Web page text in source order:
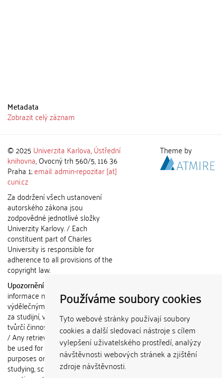
Používáme soubory cookies
Tyto webové stránky používají soubory
cookies a další sledovací nástroje s cílem
vylepšení uživatelského prostředí, analýzy
návštěvnosti webových stránek a zjištění
zdroje návštěvnosti.
Metadata
Zobrazit celý záznam
© 2025 Univerzita Karlova,Ústřední
knihovna, Ovocný trh 560/5, 116 36
Praha 1;email: admin-repozitar [at]
cuni.cz
Za dodržení všech ustanovení
autorského zákona jsou
zodpovědné jednotlivé složky
Univerzity Karlovy. / Each
constituent part of Charles
University is responsible for
adherence to all provisions of the
copyright law.
Upozornění / Notice:
informace nemohou být použity k
výdělečným účelům nebo vydávány
za studijní, vědeckou nebo jinou
tvůrčí činnost jiné osoby než autora.
/ Any retrieved information shall not
be used for any commercial
purposes or claimed as results of
studying, scientific or any other
Theme by